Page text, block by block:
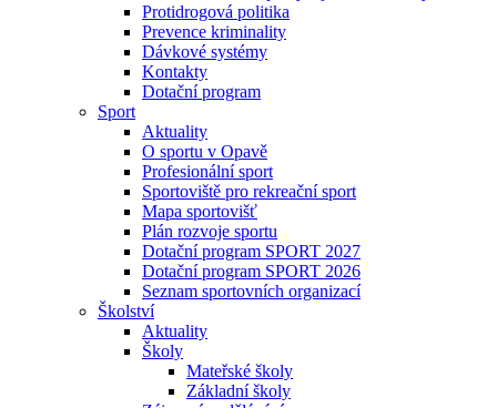
Protidrogová politika
Prevence kriminality
Dávkové systémy
Kontakty
Dotační program
Sport
Aktuality
O sportu v Opavě
Profesionální sport
Sportoviště pro rekreační sport
Mapa sportovišť
Plán rozvoje sportu
Dotační program SPORT 2027
Dotační program SPORT 2026
Seznam sportovních organizací
Školství
Aktuality
Školy
Mateřské školy
Základní školy